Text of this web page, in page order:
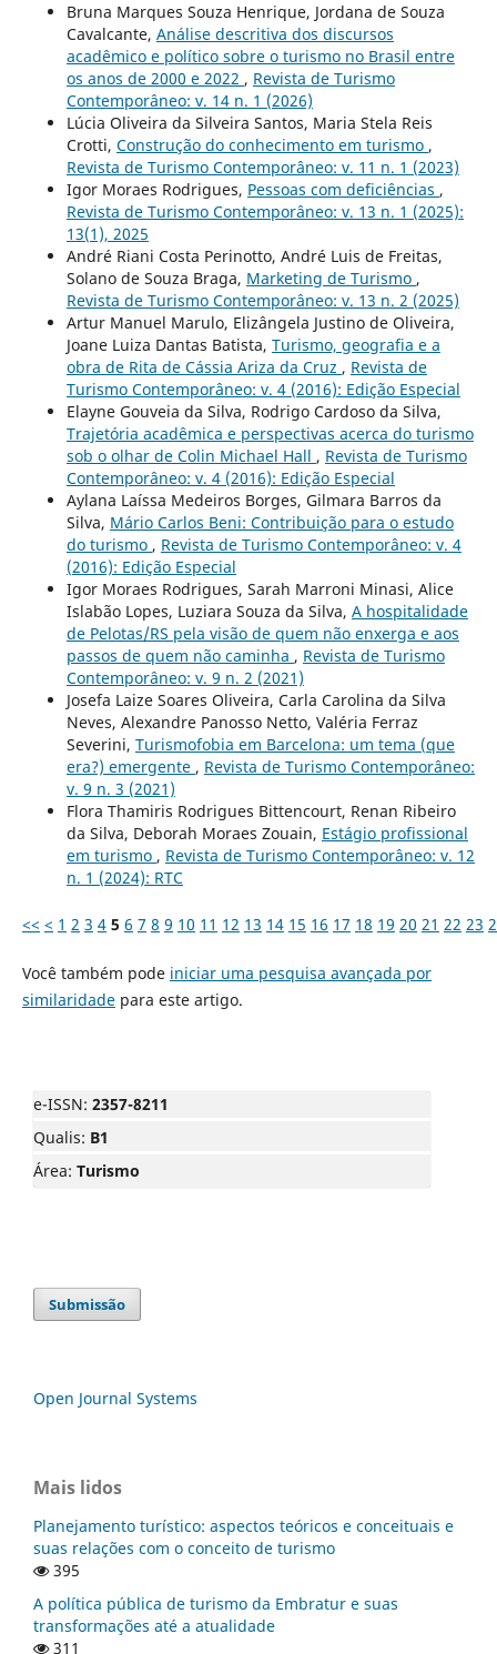
Bruna Marques Souza Henrique, Jordana de Souza
Cavalcante, Análise descritiva dos discursos
acadêmico e político sobre o turismo no Brasil entre
os anos de 2000 e 2022 , Revista de Turismo
Contemporâneo: v. 14 n. 1 (2026)
Lúcia Oliveira da Silveira Santos, Maria Stela Reis
Crotti, Construção do conhecimento em turismo ,
Revista de Turismo Contemporâneo: v. 11 n. 1 (2023)
Igor Moraes Rodrigues, Pessoas com deficiências ,
Revista de Turismo Contemporâneo: v. 13 n. 1 (2025):
13(1), 2025
André Riani Costa Perinotto, André Luis de Freitas,
Solano de Souza Braga, Marketing de Turismo ,
Revista de Turismo Contemporâneo: v. 13 n. 2 (2025)
Artur Manuel Marulo, Elizângela Justino de Oliveira,
Joane Luiza Dantas Batista, Turismo, geografia e a
obra de Rita de Cássia Ariza da Cruz , Revista de
Turismo Contemporâneo: v. 4 (2016): Edição Especial
Elayne Gouveia da Silva, Rodrigo Cardoso da Silva,
Trajetória acadêmica e perspectivas acerca do turismo
sob o olhar de Colin Michael Hall , Revista de Turismo
Contemporâneo: v. 4 (2016): Edição Especial
Aylana Laíssa Medeiros Borges, Gilmara Barros da
Silva, Mário Carlos Beni: Contribuição para o estudo
do turismo , Revista de Turismo Contemporâneo: v. 4
(2016): Edição Especial
Igor Moraes Rodrigues, Sarah Marroni Minasi, Alice
Islabão Lopes, Luziara Souza da Silva, A hospitalidade
de Pelotas/RS pela visão de quem não enxerga e aos
passos de quem não caminha , Revista de Turismo
Contemporâneo: v. 9 n. 2 (2021)
Josefa Laize Soares Oliveira, Carla Carolina da Silva
Neves, Alexandre Panosso Netto, Valéria Ferraz
Severini, Turismofobia em Barcelona: um tema (que
era?) emergente , Revista de Turismo Contemporâneo:
v. 9 n. 3 (2021)
Flora Thamiris Rodrigues Bittencourt, Renan Ribeiro
da Silva, Deborah Moraes Zouain, Estágio profissional
em turismo , Revista de Turismo Contemporâneo: v. 12
n. 1 (2024): RTC
<< < 1 2 3 4 5 6 7 8 9 10 11 12 13 14 15 16 17 18 19 20 21 22 23
Você também pode iniciar uma pesquisa avançada por
similaridadepara este artigo.
e-ISSN: 2357-8211
Qualis: B1
Área: Turismo
Submissão
Open Journal Systems
Mais lidos
Planejamento turístico: aspectos teóricos e conceituais e
suas relações com o conceito de turismo
395
A política pública de turismo da Embratur e suas
transformações até a atualidade
311